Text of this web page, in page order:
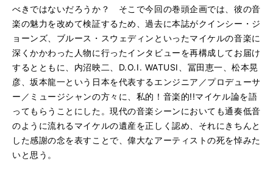
べきではないだろうか？ そこで今回の巻頭企画では、彼の音
楽の魅力を改めて検証するため、過去に本誌がクインシー・ジ
ョーンズ、ブルース・スウェディンといったマイケルの音楽に
深くかかわった人物に行ったインタビューを再構成してお届け
するとともに、内沼映二、D.O.I. WATUSI、冨田恵一、松本晃
彦、坂本龍一という日本を代表するエンジニア／プロデューサ
ー／ミュージシャンの方々に、私的！音楽的!!マイケル論を語
ってもらうことにした。現代の音楽シーンにおいても通奏低音
のように流れるマイケルの遺産を正しく認め、それにきちんと
した感謝の念を表すことで、偉大なアーティストの死を悼みた
いと思う。